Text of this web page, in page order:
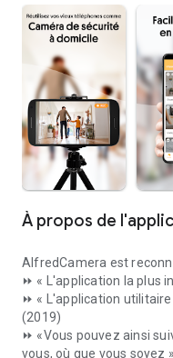
À propos de
AlfredCamera est
⏩ « L'application la plus
⏩ « L'application
(2019)
⏩ «Vous pouvez ainsi
vous, où que vous soyez